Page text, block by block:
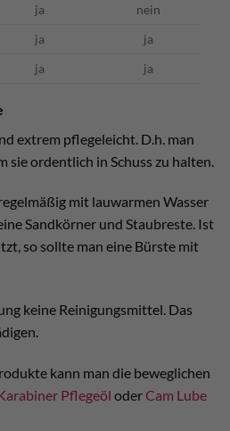
ja
nein
ja
ja
ja ja
extrem pflegeleicht. D.h. man
sie ordentlich in Schuss zu halten.
mit lauwarmen Wasser
Sandkörner und Staubreste. Ist
so sollte man eine Bürste mit
keine Reinigungsmittel. Das
kann man die beweglichen
Pflegeöl oderCam Lube